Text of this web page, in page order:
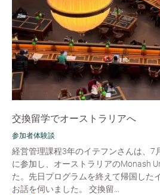
交換留学でオーストラリアへ
参加者体験談
経営管理課程3年のイテフンさんは、7
に参加し、オーストラリアのMonash
た。先日プログラムを終えて帰国した
お話を伺いました。 交換留...